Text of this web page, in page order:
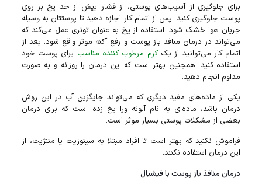
برای جلوگیری از آسیب‌های پوستی، از فشار بیش از حد یخ بر روی
پوست جلوگیری کنید. پس از اتمام کار اجازه دهید تا پوستتان به وسیله
جریان هوا خشک شود. استفاده از یخ به عنوان تونری عمل می‌کند که
می‌تواند در درمان منافذ باز پوست و رفع آکنه موثر واقع شود. بعد از
اتمام کار می‌توانید از یککرم مرطوب‌ کننده مناسب برای پوست خود
استفاده کنید. همچنین بهتر است که این درمان را روزانه و به صورت
مداوم انجام دهید.
یکی از ماده‌های مفید دیگری که می‌تواند جایگزین آب در این روش
درمان باشد، ماده‌ای به نام آلوئه ورا یخ زده است که برای درمان
بعضی از مشکلات پوستی بسیار موثر است.
فراموش نکنید که بهتر است تا افراد مبتلا به سینوزیت یا مننژیت، از
این درمان استفاده نکنند.
درمان منافذ باز پوست با فیشیال